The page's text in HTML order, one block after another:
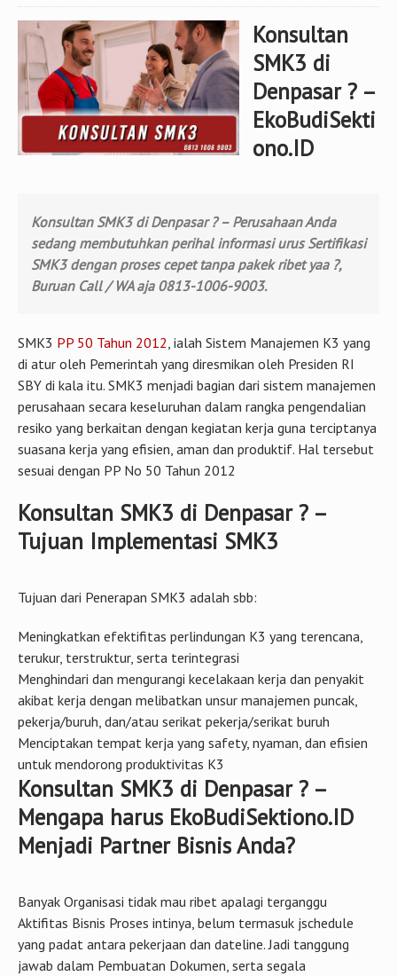
Konsultan
SMK3 di
Denpasar ? –
EkoBudiSekti
ono.ID
Konsultan SMK3 di Denpasar ? – Perusahaan Anda
sedang membutuhkan perihal informasi urus Sertifikasi
SMK3 dengan proses cepet tanpa pakek ribet yaa ?,
Buruan Call / WA aja 0813-1006-9003.
SMK3 PP 50 Tahun 2012, ialah Sistem Manajemen K3 yang
di atur oleh Pemerintah yang diresmikan oleh Presiden RI
SBY di kala itu. SMK3 menjadi bagian dari sistem manajemen
perusahaan secara keseluruhan dalam rangka pengendalian
resiko yang berkaitan dengan kegiatan kerja guna terciptanya
suasana kerja yang efisien, aman dan produktif. Hal tersebut
sesuai dengan PP No 50 Tahun 2012
Konsultan SMK3 di Denpasar ? –
Tujuan Implementasi SMK3
Tujuan dari Penerapan SMK3 adalah sbb:
Meningkatkan efektifitas perlindungan K3 yang terencana,
terukur, terstruktur, serta terintegrasi
Menghindari dan mengurangi kecelakaan kerja dan penyakit
akibat kerja dengan melibatkan unsur manajemen puncak,
pekerja/buruh, dan/atau serikat pekerja/serikat buruh
Menciptakan tempat kerja yang safety, nyaman, dan efisien
untuk mendorong produktivitas K3
Konsultan SMK3 di Denpasar ? –
Mengapa harus EkoBudiSektiono.ID
Menjadi Partner Bisnis Anda?
Banyak Organisasi tidak mau ribet apalagi terganggu
Aktifitas Bisnis Proses intinya, belum termasuk jschedule
yang padat antara pekerjaan dan dateline. Jadi tanggung
jawab dalam Pembuatan Dokumen, serta segala